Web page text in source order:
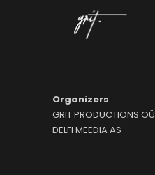
Organizers
GRIT PRODUCTIONS OÜ
DELFI MEEDIA AS